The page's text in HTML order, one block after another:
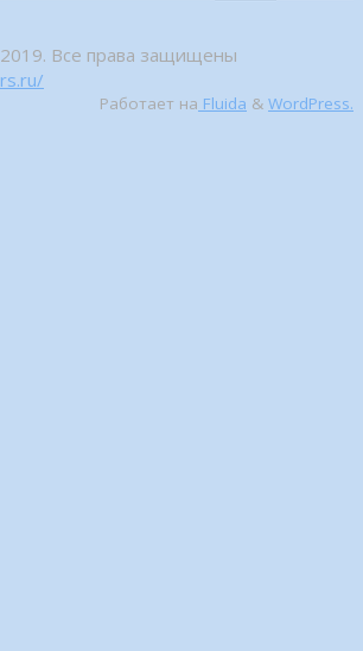
Все права защищены
Работает на Fluida & WordPress.